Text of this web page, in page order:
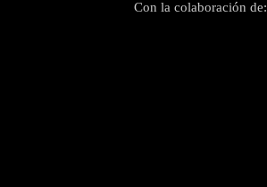
Con la colaboración de: